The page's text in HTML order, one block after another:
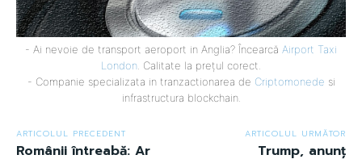
- Ai nevoie de transport aeroport in Anglia? Încearcă Airport Taxi
London . Calitate la prețul corect.
- Companie specializata in tranzactionarea de Criptomonede si
infrastructura blockchain.
ARTICOLUL PRECEDENT
Românii întreabă: Ar
ARTICOLUL URMĂTOR
Trump, anunț